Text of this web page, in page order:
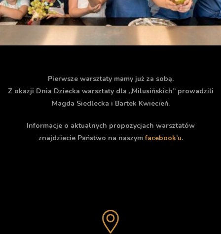
Pierwsze warsztaty mamy już za sobą.
Z okazji Dnia Dziecka warsztaty dla „Milusińskich” prowadzili
Magda Siedlecka i Bartek Kwiecień.
Informacje o aktualnych propozycjach warsztatów
znajdziecie Państwo na naszymfacebook’u.